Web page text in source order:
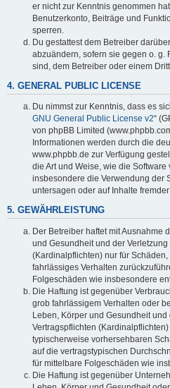
er nicht zur Kenntnis genommen
Benutzerkonto, Beiträge und
sperren.
Du gestattest dem Betreiber
abzuändern, sofern sie gegen o.
sind, dem Betreiber oder einem
4. GENERAL PUBLIC LICENSE
Du nimmst zur Kenntnis, dass es
GNU General Public License v2“
von phpBB Limited
Informationen werden durch die
www.phpbb.de zur Verfügung
die Art und Weise, wie die
insbesondere die Verwendung der
untersagen oder auf Inhalte
5. GEWÄHRLEISTUNG
Der Betreiber haftet mit Ausnahme
und Gesundheit und der
(Kardinalpflichten) nur für
fahrlässiges Verhalten
Folgeschäden wie insbesondere
Die Haftung ist gegenüber
grob fahrlässigem Verhalten oder
Leben, Körper und Gesundheit
Vertragspflichten
typischerweise vorhersehbaren
auf die vertragstypischen
für mittelbare Folgeschäden wie
Die Haftung ist gegenüber